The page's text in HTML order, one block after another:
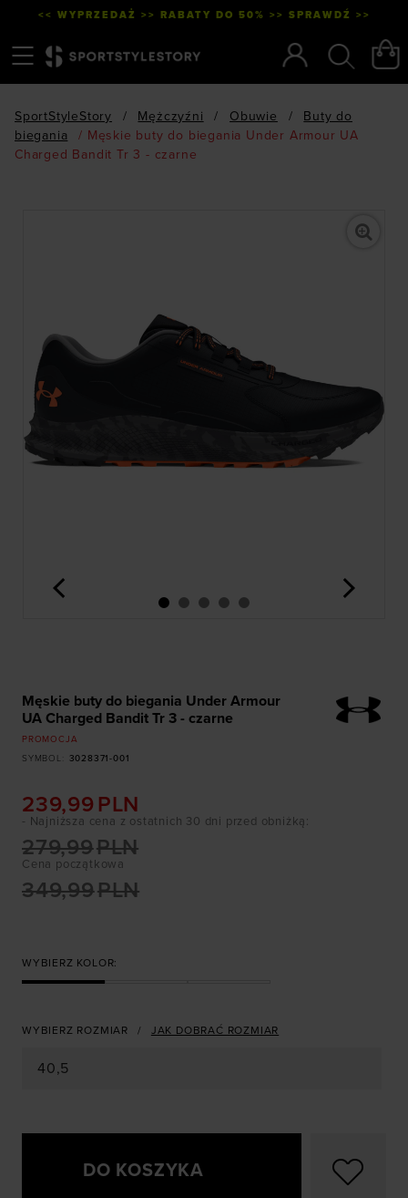
<< WYPRZEDAŻ >> RABATY DO 50% >> SPRAWDŹ >>
SportStyleStory / Mężczyźni / Obuwie /
Buty do
biegania
/ Męskie buty do biegania Under Armour UA
Charged Bandit Tr 3 - czarne
<
Męskie buty do biegania Under Armour
UA Charged Bandit Tr 3 - czarne
PROMOCJA
SYMBOL
3028371-001
239,99 PLN
Cena początkowa
349,99PLN
279,99PLN
- Najniższa cena z ostatnich 30 dni przed obniżką:
WYBIERZ KOLOR:
WYBIERZ ROZMIAR JAK DOBRAĆ ROZMIAR
40,5
DO KOSZYKA